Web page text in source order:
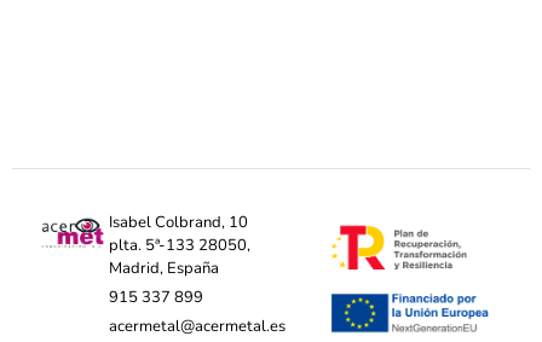
Isabel Colbrand, 10
plta. 5ª-133 28050,
Madrid, España
915 337 899
acermetal@acermetal.es